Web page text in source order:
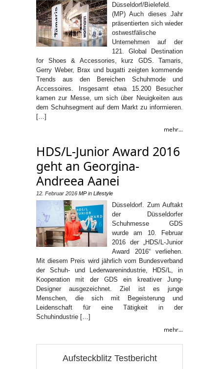
Düsseldorf/Bielefeld.
(MP) Auch dieses Jahr
präsentierten sich wieder
ostwestfälische
Unternehmen auf der
121. Global Destination
for Shoes & Accessories, kurz GDS. Tamaris,
Gerry Weber, Brax und bugatti zeigten kommende
Trends aus den Bereichen Schuhmode und
Accessoires. Insgesamt etwa 15.200 Besucher
kamen zur Messe, um sich über Neuigkeiten aus
dem Schuhsegment auf dem Markt zu informieren.
[…]
mehr...
HDS/L-Junior Award 2016
geht an Georgina-
Andreea Aanei
12. Februar 2016 MPin Lifestyle
Düsseldorf. Zum Auftakt
der Düsseldorfer
Schuhmesse GDS
wurde am 10. Februar
2016 der „HDS/L-Junior
Award 2016“ verliehen.
Mit diesem Preis wird jährlich vom Bundesverband
der Schuh- und Lederwarenindustrie, HDS/L, in
Kooperation mit der GDS ein kreativer Jung-
Designer ausgezeichnet. Ziel ist es junge
Menschen, die sich mit Begeisterung und
Leidenschaft für eine Tätigkeit in der
Schuhindustrie […]
mehr...
Aufsteckblitz Testbericht